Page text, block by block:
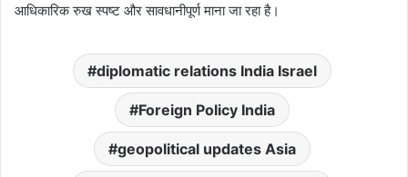
आधिकारिक रुख स्पष्ट और सावधानीपूर्ण माना जा रहा है।
diplomatic relations India Israel
Foreign Policy India
geopolitical updates Asia